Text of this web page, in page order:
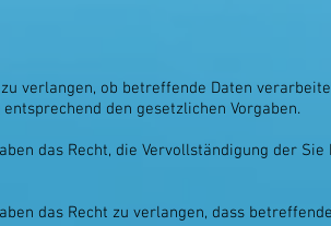
verlangen, ob betreffende Daten
den gesetzlichen Vorgaben.
das Recht, die Vervollständigung der
das Recht zu verlangen, dass